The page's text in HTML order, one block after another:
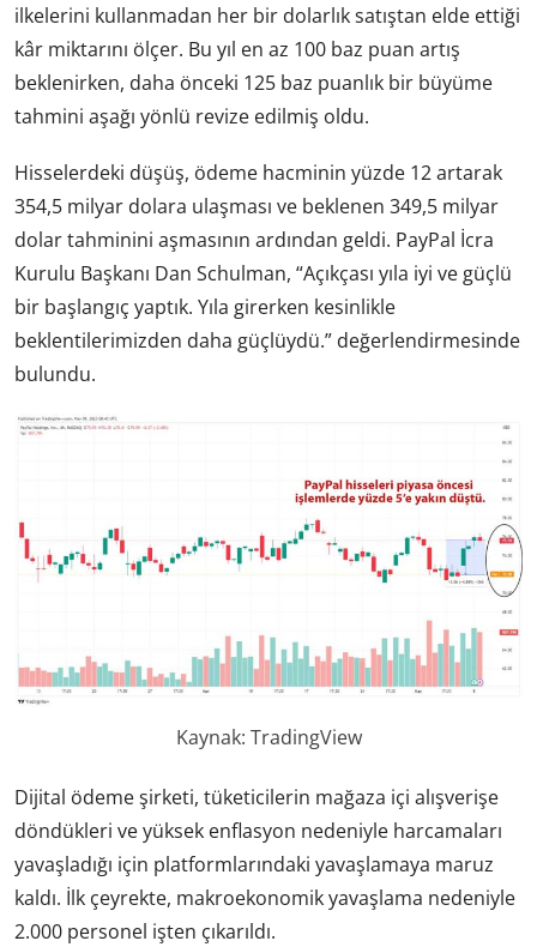
ilkelerini kullanmadan her bir dolarlık satıştan elde ettiği
kâr miktarını ölçer. Bu yıl en az 100 baz puan artış
beklenirken, daha önceki 125 baz puanlık bir büyüme
tahmini aşağı yönlü revize edilmiş oldu.
Hisselerdeki düşüş, ödeme hacminin yüzde 12 artarak
354,5 milyar dolara ulaşması ve beklenen 349,5 milyar
dolar tahminini aşmasının ardından geldi. PayPal İcra
Kurulu Başkanı Dan Schulman, “Açıkçası yıla iyi ve güçlü
bir başlangıç ​​yaptık. Yıla girerken kesinlikle
beklentilerimizden daha güçlüydü.” değerlendirmesinde
bulundu.
Kaynak: TradingView
Dijital ödeme şirketi, tüketicilerin mağaza içi alışverişe
döndükleri ve yüksek enflasyon nedeniyle harcamaları
yavaşladığı için platformlarındaki yavaşlamaya maruz
kaldı. İlk çeyrekte, makroekonomik yavaşlama nedeniyle
2.000 personel işten çıkarıldı.